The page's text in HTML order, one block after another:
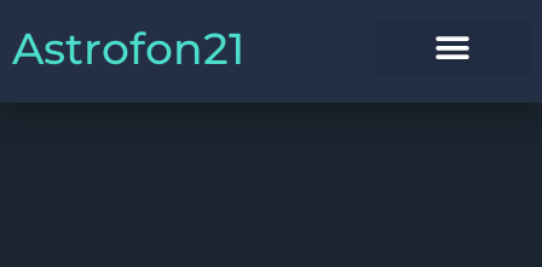
Astrofon21